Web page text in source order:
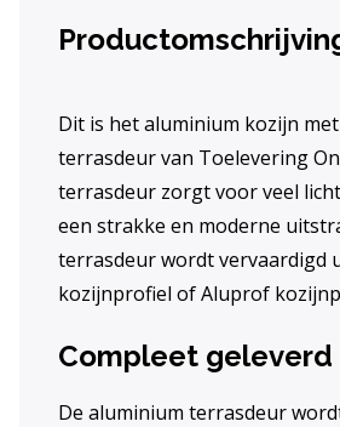
Dit is het aluminium kozijn
terrasdeur van Toelevering
terrasdeur zorgt voor veel
een strakke en moderne
terrasdeur wordt vervaardigd
kozijnprofiel of Aluprof
Compleet geleverd
De aluminium terrasdeur